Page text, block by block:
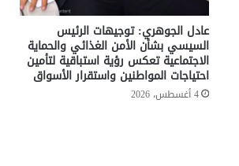
عادل الجوهري: توجيهات الرئيس
السيسي بشأن الأمن الغذائي والحماية
الاجتماعية تعكس رؤية استباقية لتأمين
احتياجات المواطنين واستقرار الأسواق
4 أغسطس، 2026